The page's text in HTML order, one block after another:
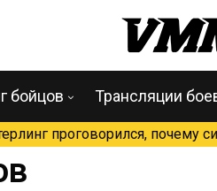
бойцов Трансляции
проговорился, почему